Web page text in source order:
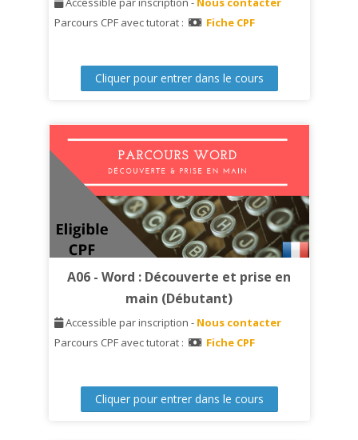
Parcours CPF avec tutorat :
Fiche CPF
Cliquer pour entrer dans le cours
A06 - Word : Découverte et prise en
main (Débutant)
Accessible par inscription - Nous contacter
Parcours CPF avec tutorat :
Fiche CPF
Cliquer pour entrer dans le cours